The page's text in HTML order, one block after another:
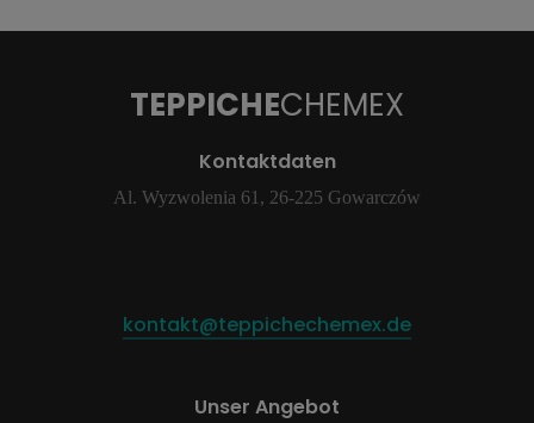
TEPPICHECHEMEX
Kontaktdaten
Al. Wyzwolenia 61, 26-225 Gowarczów
kontakt@teppichechemex.de
Unser Angebot